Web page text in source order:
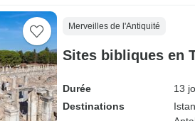
Merveilles de l'Antiquité
Sites bibliques en
Durée
13
Destinations